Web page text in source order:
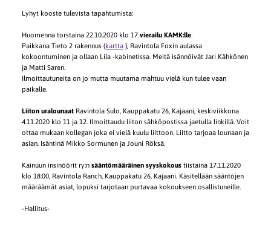
Lyhyt kooste tulevista tapahtumista:
Huomenna torstaina 22.10.2020 klo 17vierailu KAMK:lle.
Paikkana Tieto 2 rakennus (kartta), Ravintola Foxin aulassa
kokoontuminen ja ollaan Lila -kabinetissa. Meitä isännöivät Jari Kähkönen
ja Matti Saren.
Ilmoittautuneita on jo mutta muutama mahtuu vielä kun tulee vaan
paikalle.
Liiton uralounaatRavintola Sulo, Kauppakatu 26, Kajaani, keskiviikkona
4.11.2020 klo 11 ja 12. Ilmoittaudu liiton sähköpostissa jaetulla linkillä. Voit
ottaa mukaan kollegan joka ei vielä kuulu liittoon. Liitto tarjoaa lounaan ja
asian. Isäntinä Mikko Sormunen ja Jouni Röksä.
Kainuun insinöörit ry:n sääntömääräinen syyskokous tiistaina 17.11.2020
klo 18:00, Ravintola Ranch, Kauppakatu 26, Kajaani. Käsitellään sääntöjen
määräämät asiat, lopuksi tarjotaan purtavaa kokoukseen osallistuneille.
-Hallitus-